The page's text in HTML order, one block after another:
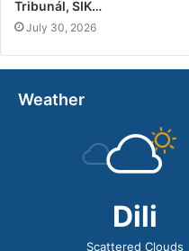
Tribunál, SIK…
July 30, 2026
Weather
Dili
Scattered Clouds